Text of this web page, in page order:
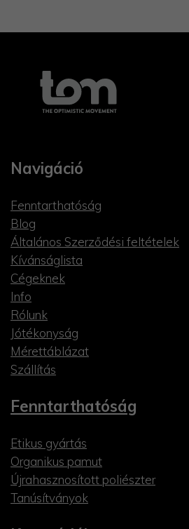
Navigáció
Fenntarthatóság
Blog
Általános Szerződési feltételek
Kívánságlista
Cégeknek
Info
Rólunk
Jótékonyság
Mérettáblázat
Szállítás
Fenntarthatóság
Etikus gyártás
Organikus pamut
Újrahasznosított poliészter
Tanúsítványok